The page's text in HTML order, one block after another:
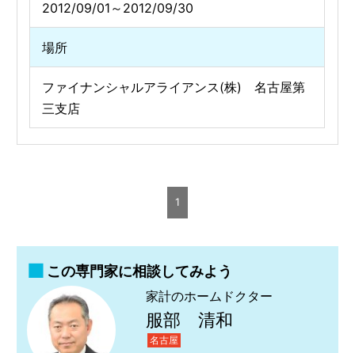
2012/09/01～2012/09/30
場所
ファイナンシャルアライアンス(株) 名古屋第
三支店
1
この専門家に相談してみよう
家計のホームドクター
服部 清和
名古屋